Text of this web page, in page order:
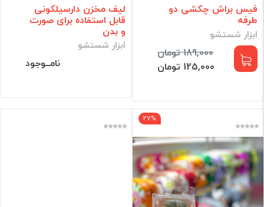
فیس براش چکشی دو
طرفه
ابزار شستشو
189,000 تومان
125,000 تومان
لیف مخزن دارسیلکونی
قابل استفاده برای صورت
و بدن
ابزار شستشو
نامــوجود
27%